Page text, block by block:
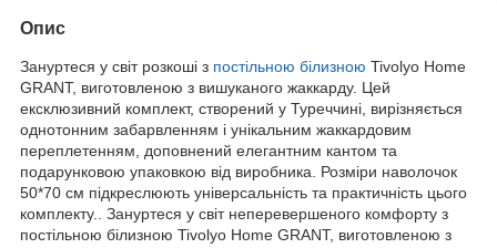
Опис
Зануртеся у світ розкоші з постільною білизною Tivolyo Home
GRANT, виготовленою з вишуканого жаккарду. Цей
ексклюзивний комплект, створений у Туреччині, вирізняється
однотонним забарвленням і унікальним жаккардовим
переплетенням, доповнений елегантним кантом та
подарунковою упаковкою від виробника. Розміри наволочок
50*70 см підкреслюють універсальність та практичність цього
комплекту.. Зануртеся у світ неперевершеного комфорту з
постільною білизною Tivolyo Home GRANT, виготовленою з